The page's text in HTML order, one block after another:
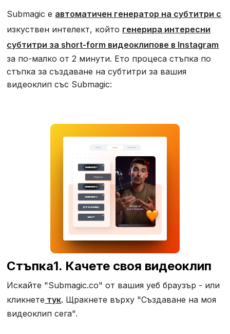
‍Submagic е автоматичен генератор на субтитри с
изкуствен интелект, който генерира интересни
субтитри за short-form видеоклипове в Instagram
за по-малко от 2 минути. Ето процеса стъпка по
стъпка за създаване на субтитри за вашия
видеоклип със Submagic:
‍Стъпка1. Качете своя видеоклип
‍Искайте "Submagic.co" от вашия уеб браузър - или
кликнете тук. Щракнете върху "Създаване на моя
видеоклип сега".